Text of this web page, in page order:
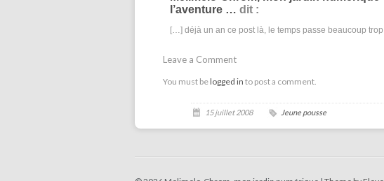
l’aventure … dit :
[…] déjà un an ce post là, le temps passe beaucoup
Leave a Comment
You must belogged in to post a comment.
15 juillet 2008 Jeune pousse